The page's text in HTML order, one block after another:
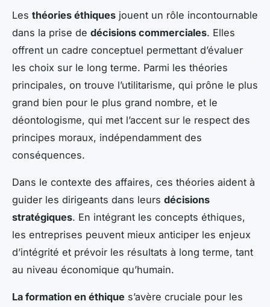
Les théories éthiques jouent un rôle incontournable
dans la prise de décisions commerciales. Elles
offrent un cadre conceptuel permettant d’évaluer
les choix sur le long terme. Parmi les théories
principales, on trouve l’utilitarisme, qui prône le plus
grand bien pour le plus grand nombre, et le
déontologisme, qui met l’accent sur le respect des
principes moraux, indépendamment des
conséquences.
Dans le contexte des affaires, ces théories aident à
guider les dirigeants dans leurs décisions
stratégiques. En intégrant les concepts éthiques,
les entreprises peuvent mieux anticiper les enjeux
d’intégrité et prévoir les résultats à long terme, tant
au niveau économique qu’humain.
La formation en éthique s’avère cruciale pour les